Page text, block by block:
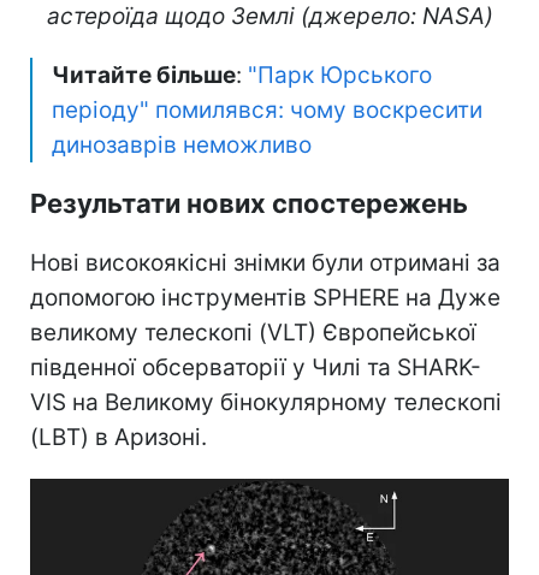
астероїда щодо Землі (джерело: NASA)
Читайте більше: "Парк Юрського
періоду" помилявся: чому воскресити
динозаврів неможливо
Результати нових спостережень
Нові високоякісні знімки були отримані за
допомогою інструментів SPHERE на Дуже
великому телескопі (VLT) Європейської
південної обсерваторії у Чилі та SHARK-
VIS на Великому бінокулярному телескопі
(LBT) в Аризоні.